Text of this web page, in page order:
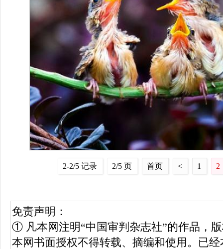
2-2/5 记录 2/5 页 首页 < 1 2
免责声明：
① 凡本网注明“中国审判杂志社”的作品，
本网书面授权不得转载、摘编和使用。已